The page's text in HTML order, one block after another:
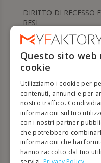
DIRITTO DI RECESSO E
RESI
Aiuto
Metodi di
Questo sito web
cookie
Utilizziamo i cookie per
contenuti, annunci e per
nostro traffico.
informazioni sul tuo
con i nostri partner
che potrebbero
informazioni che hai
hanno raccolto dal tuo